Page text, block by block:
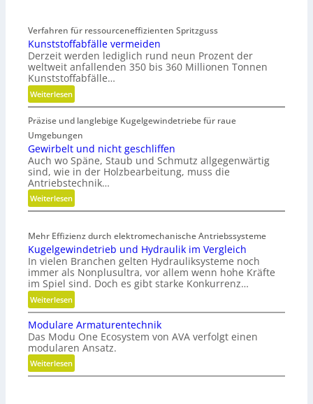
Verfahren für ressourceneffizienten Spritzguss
Kunststoffabfälle vermeiden
Derzeit werden lediglich rund neun Prozent der
weltweit anfallenden 350 bis 360 Millionen Tonnen
Kunststoffabfälle…
Weiterlesen:
K
u
n
s
t
s
t
o
f
a
b
f
ä
l
l
v
e
r
m
Präzise und langlebige Kugelgewindetriebe für raue
Umgebungen
Gewirbelt und nicht geschliffen
Auch wo Späne, Staub und Schmutz allgegenwärtig
sind, wie in der Holzbearbeitung, muss die
Antriebstechnik…
Weiterlesen:
G
w
i
r
b
e
l
u
n
d
n
Mehr Effizienz durch elektromechanische Antriebssysteme
Kugelgewindetrieb und Hydraulik im Vergleich
In vielen Branchen gelten Hydrauliksysteme noch
immer als Nonplusultra, vor allem wenn hohe Kräfte
im Spiel sind. Doch es gibt starke Konkurrenz…
Weiterlesen:
K
u
g
e
l
g
Modulare Armaturentechnik
Das Modu One Ecosystem von AVA verfolgt einen
modularen Ansatz.
Weiterlesen:
M